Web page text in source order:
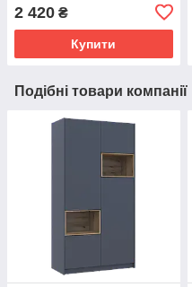
2 420 ₴
Купити
Подібні товари компанії